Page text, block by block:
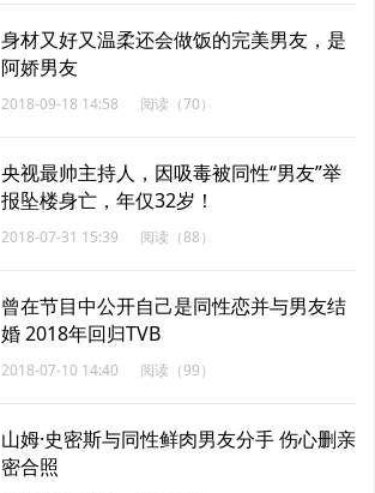
身材又好又温柔还会做饭的完美男友，是
阿娇男友
2018-09-18 14:58 阅读（70）
央视最帅主持人，因吸毒被同性“男友”举
报坠楼身亡，年仅32岁！
2018-07-31 15:39 阅读（88）
曾在节目中公开自己是同性恋并与男友结
婚 2018年回归TVB
2018-07-10 14:40 阅读（99）
山姆·史密斯与同性鲜肉男友分手 伤心删亲
密合照